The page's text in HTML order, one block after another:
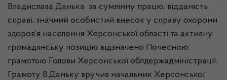
Владислава Данька за сумлінну працю, відданість
справі, значний особистий внесок у справу охорони
здоров’я населення Херсонської області та активну
громадянську позицію відзначено Почесною
грамотою Голови Херсонської облдержадміністрації.
Грамоту В.Даньку вручив начальник Херсонської